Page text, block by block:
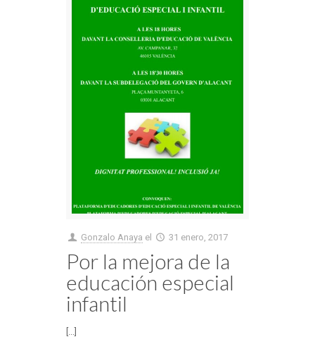
Gonzalo Anaya el 31 enero, 2017
Por la mejora de la
educación especial
infantil
[...]